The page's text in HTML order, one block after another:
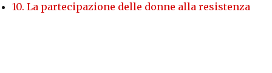
10. La partecipazione delle donne alla resistenza